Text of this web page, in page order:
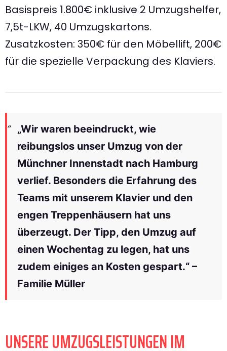
Basispreis 1.800€ inklusive 2 Umzugshelfer,
7,5t-LKW, 40 Umzugskartons.
Zusatzkosten: 350€ für den Möbellift, 200€
für die spezielle Verpackung des Klaviers.
„Wir waren beeindruckt, wie
reibungslos unser Umzug von der
Münchner Innenstadt nach Hamburg
verlief. Besonders die Erfahrung des
Teams mit unserem Klavier und den
engen Treppenhäusern hat uns
überzeugt. Der Tipp, den Umzug auf
einen Wochentag zu legen, hat uns
zudem einiges an Kosten gespart.“ –
Familie Müller
UNSERE UMZUGSLEISTUNGEN IM